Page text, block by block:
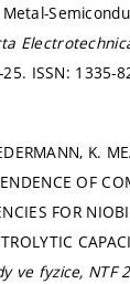
Metal-
ISSN: 1335-
K.
OF
FOR
ve fyzice, NTF